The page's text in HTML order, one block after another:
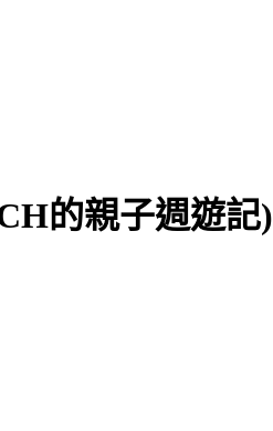
的親子週遊記)